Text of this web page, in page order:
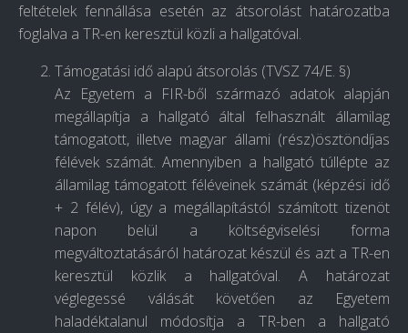
feltételek fennállása esetén az átsorolást határozatba
foglalva a TR-en keresztül közli a hallgatóval.
Támogatási idő alapú átsorolás (TVSZ 74/E. §)
Az Egyetem a FIR-ből származó adatok alapján
megállapítja a hallgató által felhasznált államilag
támogatott, illetve magyar állami (rész)ösztöndíjas
félévek számát. Amennyiben a hallgató túllépte az
államilag támogatott féléveinek számát (képzési idő
+ 2 félév), úgy a megállapítástól számított tizenöt
napon belül a költségviselési forma
megváltoztatásáról határozat készül és azt a TR-en
keresztül közlik a hallgatóval. A határozat
véglegessé válását követően az Egyetem
haladéktalanul módosítja a TR-ben a hallgató